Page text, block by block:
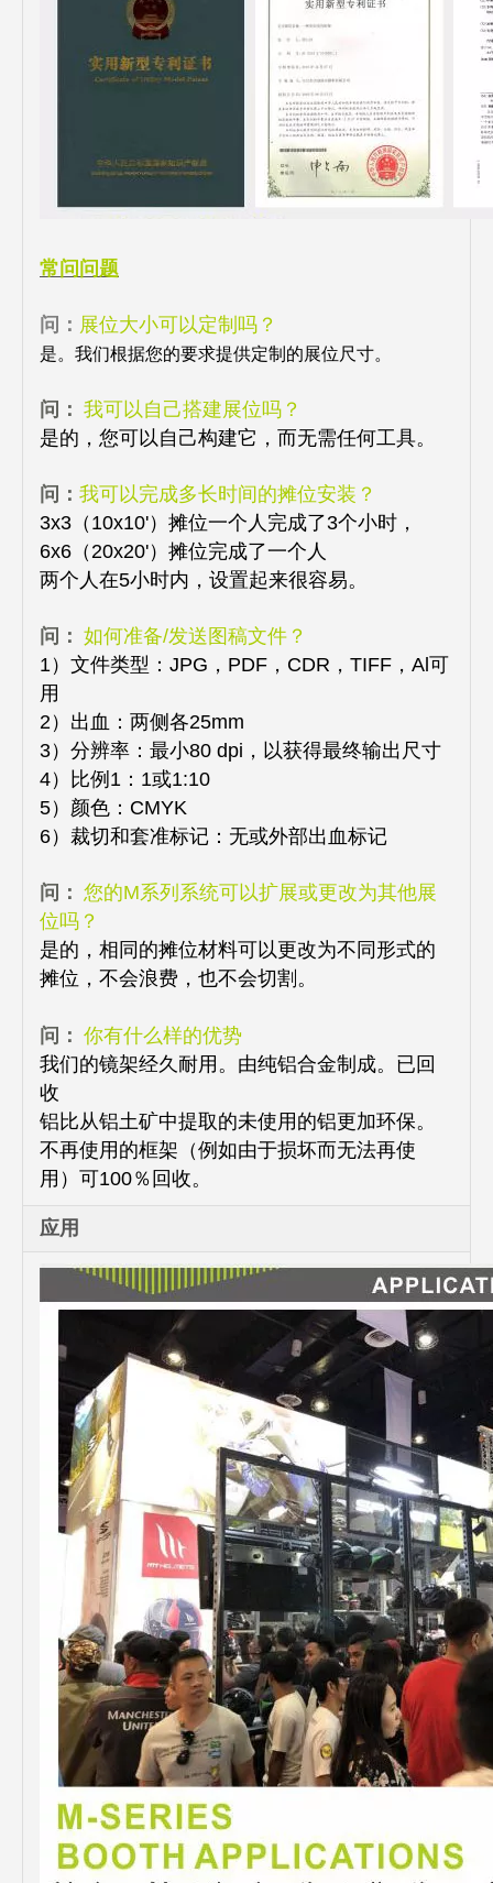
常问问题
问： 展位大小可以定制吗？
是。我们根据您的要求提供定制的展位尺寸。
问： 我可以自己搭建展位吗？
是的，您可以自己构建它，而无需任何工具。
问： 我可以完成多长时间的摊位安装？
3x3（10x10'）摊位一个人完成了3个小时，
6x6（20x20'）摊位完成了一个人
两个人在5小时内，设置起来很容易。
问： 如何准备/发送图稿文件？
1）文件类型：JPG，PDF，CDR，TIFF，Al可
用
2）出血：两侧各25mm
3）分辨率：最小80 dpi，以获得最终输出尺寸
4）比例1：1或1:10
5）颜色：CMYK
6）裁切和套准标记：无或外部出血标记
问： 您的M系列系统可以扩展或更改为其他展
位吗？
是的，相同的摊位材料可以更改为不同形式的
摊位，不会浪费，也不会切割。
问： 你有什么样的优势
我们的镜架经久耐用。由纯铝合金制成。已回
收
铝比从铝土矿中提取的未使用的铝更加环保。
不再使用的框架（例如由于损坏而无法再使
用）可100％回收。
应用